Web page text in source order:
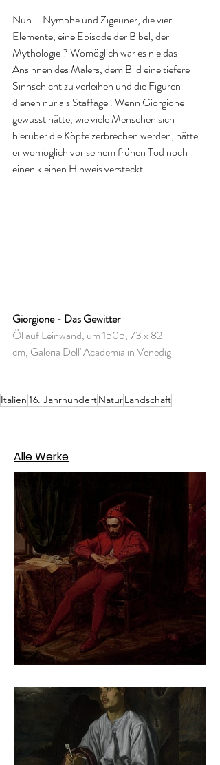
Nun – Nymphe und Zigeuner, die vier
Elemente, eine Episode der Bibel, der
Mythologie ? Womöglich war es nie das
Ansinnen des Malers, dem Bild eine tiefere
Sinnschicht zu verleihen und die Figuren
dienen nur als Staffage . Wenn Giorgione
gewusst hätte, wie viele Menschen sich
hierüber die Köpfe zerbrechen werden, hätte
er womöglich vor seinem frühen Tod noch
einen kleinen Hinweis versteckt.
Giorgione - Das Gewitter
Öl auf Leinwand, um 1505, 73 x 82
cm, Galeria Dell' Academia in Venedig
Italien 16. JahrhundertNaturLandschaft
Alle Werke